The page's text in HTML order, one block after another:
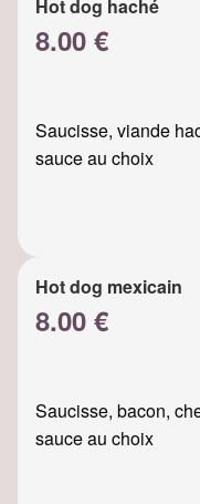
Hot dog haché
8.00 €
Saucisse, viande
sauce au choix
Hot dog mexicain
8.00 €
Saucisse, bacon,
sauce au choix